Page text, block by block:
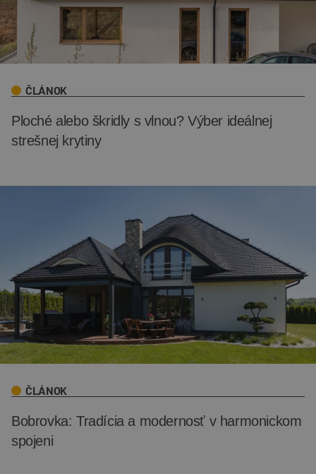
ČLÁNOK
Ploché alebo škridly s vlnou? Výber ideálnej
strešnej krytiny
ČLÁNOK
Bobrovka: Tradícia a modernosť v harmonickom
spojeni